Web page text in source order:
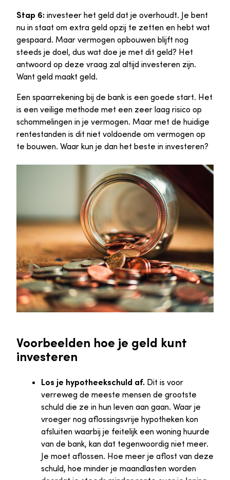
Stap 6: investeer het geld dat je overhoudt. Je bent
nu in staat om extra geld opzij te zetten en hebt wat
gespaard. Maar vermogen opbouwen blijft nog
steeds je doel, dus wat doe je met dit geld? Het
antwoord op deze vraag zal altijd investeren zijn.
Want geld maakt geld.
Een spaarrekening bij de bank is een goede start. Het
is een veilige methode met een zeer laag risico op
schommelingen in je vermogen. Maar met de huidige
rentestanden is dit niet voldoende om vermogen op
te bouwen. Waar kun je dan het beste in investeren?
Voorbeelden hoe je geld kunt
investeren
Los je hypotheekschuld af. Dit is voor
verreweg de meeste mensen de grootste
schuld die ze in hun leven aan gaan. Waar je
vroeger nog aflossingsvrije hypotheken kon
afsluiten waarbij je feitelijk een woning huurde
van de bank, kan dat tegenwoordig niet meer.
Je moet aflossen. Hoe meer je aflost van deze
schuld, hoe minder je maandlasten worden